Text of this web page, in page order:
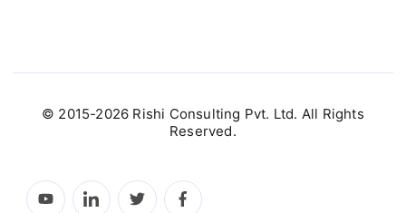
© 2015-2026 Rishi Consulting Pvt. Ltd. All Rights
Reserved.